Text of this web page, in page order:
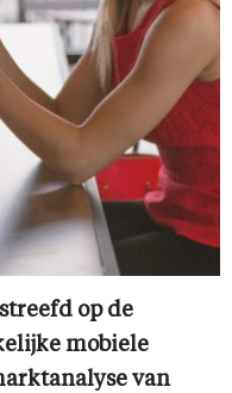
op de
mobiele
van